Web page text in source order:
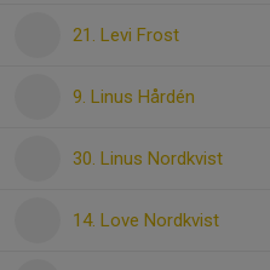
21. Levi Frost
9. Linus Hårdén
30. Linus Nordkvist
14. Love Nordkvist